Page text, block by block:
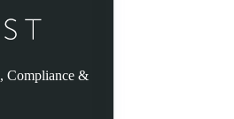
Compliance &